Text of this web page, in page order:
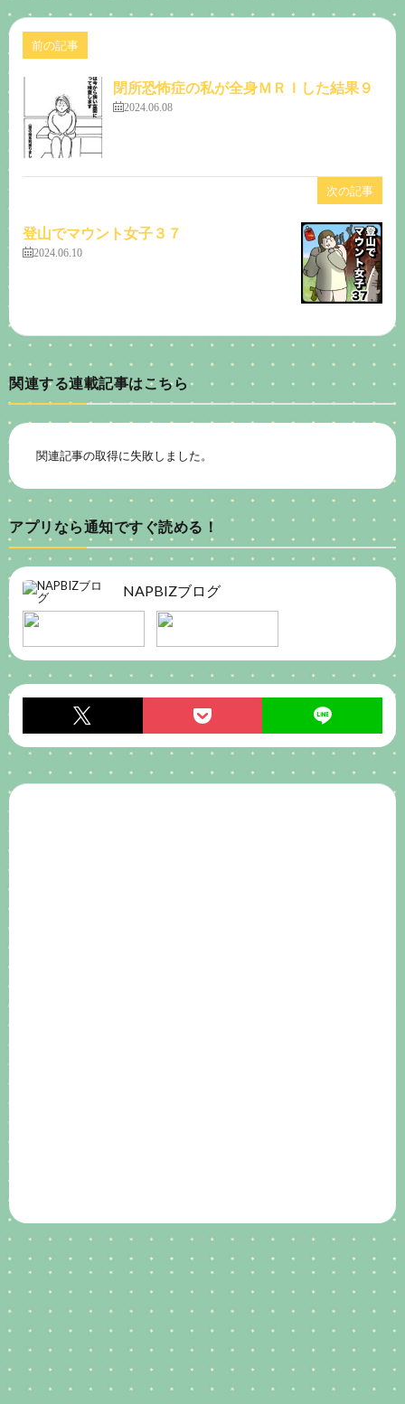
前の記事
閉所恐怖症の私が全身ＭＲＩした結果９
2024.06.08
次の記事
登山でマウント女子３７
2024.06.10
関連する連載記事はこちら
関連記事の取得に失敗しました。
アプリなら通知ですぐ読める！
NAPBIZブログ